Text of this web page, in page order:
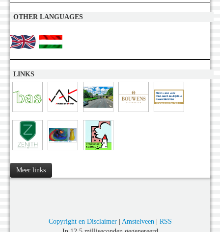
OTHER LANGUAGES
LINKS
Meer links
Copyright en Disclaimer| Amstelveen| RSS